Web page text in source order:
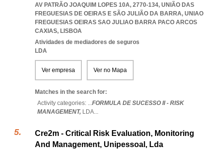
AV PATRÃO JOAQUIM LOPES 10A, 2770-134, UNIÃO DAS
FREGUESIAS DE OEIRAS E SÃO JULIÃO DA BARRA, UNIAO
FREGUESIAS OEIRAS SAO JULIAO BARRA PACO ARCOS
CAXIAS, LISBOA
Atividades de mediadores de seguros
LDA
Ver empresa Ver no Mapa
Matches in the search for:
Activity categories: ...FORMULA DE SUCESSO II - RISK
MANAGEMENT, LDA...
Cre2m - Critical Risk Evaluation, Monitoring
And Management, Unipessoal, Lda